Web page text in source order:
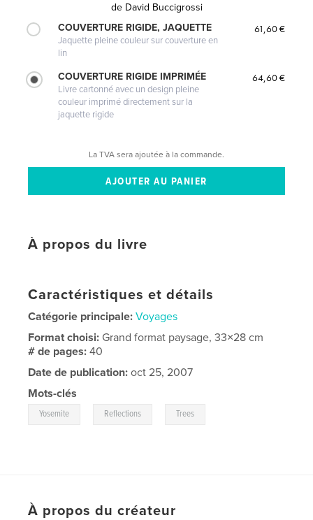
de David Buccigrossi
COUVERTURE RIGIDE, JAQUETTE
Jaquette pleine couleur sur couverture en
lin
61,60 €
COUVERTURE RIGIDE IMPRIMÉE
Livre cartonné avec un design pleine
couleur imprimé directement sur la
jaquette rigide
64,60 €
La TVA sera ajoutée à la commande.
À propos du livre
Caractéristiques et détails
Catégorie principale: Voyages
Format choisi: Grand format paysage, 33×28 cm
# de pages:40
Date de publication: oct 25, 2007
Mots-clés
Yosemite Reflections Trees
À propos du créateur